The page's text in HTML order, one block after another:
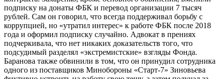
подписку на донаты ФБК и перевод организации 7 тысяч
рублей. Сам он говорил, что всегда поддерживал борьбу с
коррупцией, но «утратил интерес» к работе ФБК после 2018
года и оформил подписку случайно. Адвокат в прениях
подчеркивала, что нет никаких доказательств того, что
подсудимый разделял «экстремистские» взгляды Фонда.
Баранова также обвинили в том, что он принудил сотрудника
одного из поставщиков Минобороны «Старт-7» Зиновьева